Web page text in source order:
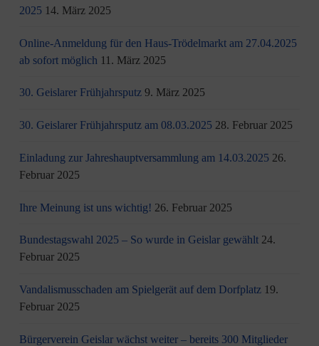
2025 14. März 2025
Online-Anmeldung für den Haus-Trödelmarkt am 27.04.2025
ab sofort möglich 11. März 2025
30. Geislarer Frühjahrsputz 9. März 2025
30. Geislarer Frühjahrsputz am 08.03.2025 28. Februar 2025
Einladung zur Jahreshauptversammlung am 14.03.2025 26.
Februar 2025
Ihre Meinung ist uns wichtig! 26. Februar 2025
Bundestagswahl 2025 – So wurde in Geislar gewählt 24.
Februar 2025
Vandalismusschaden am Spielgerät auf dem Dorfplatz 19.
Februar 2025
Bürgerverein Geislar wächst weiter – bereits 300 Mitglieder